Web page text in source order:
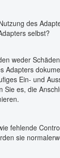
des
selbst?
weder
Adapters
Ein- und
Sie es, die
fehlende
sie